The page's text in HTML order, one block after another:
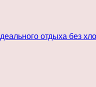
отдыха без